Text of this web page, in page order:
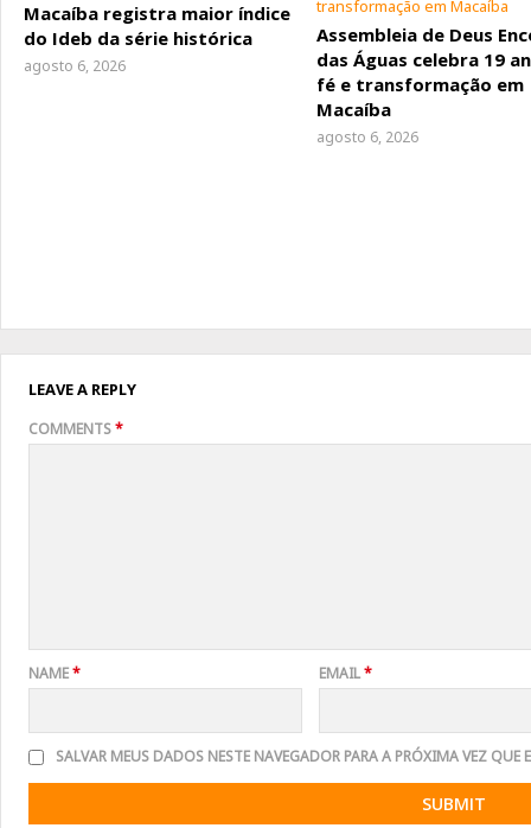
Macaíba registra maior índice
do Ideb da série histórica
agosto 6, 2026
Assembleia de Deus
das Águas celebra 19
fé e transformação em
Macaíba
agosto 6, 2026
LEAVE A REPLY
COMMENTS*
NAME* EMAIL*
SALVAR MEUS DADOS NESTE NAVEGADOR PARA A PRÓXIMA VEZ QUE